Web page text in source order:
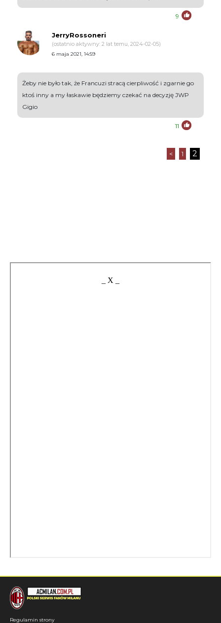
9
JerryRossoneri
(ostatnio aktywny: 2 lat temu, 2024-02-05)
6 maja 2021, 14:59
Żeby nie było tak, że Francuzi stracą cierpliwość i zgarnie go
ktoś inny a my łaskawie będziemy czekać na decyzję JWP
Gigio
11
< 1 2
Regulamin strony